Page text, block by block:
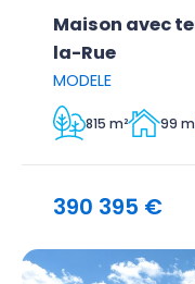
Maison avec
la-Rue
MODELE
815 m² 99
390 395 €